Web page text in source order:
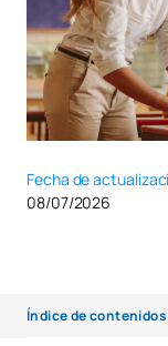
Fecha de
08/07/2026
Índice de contenidos